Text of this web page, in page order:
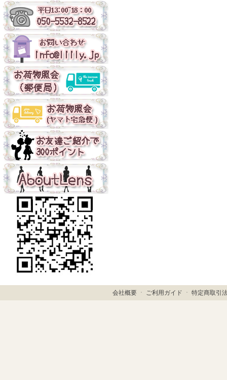
会社概要ㆍ ご利用ガイド ㆍ 特定商取引